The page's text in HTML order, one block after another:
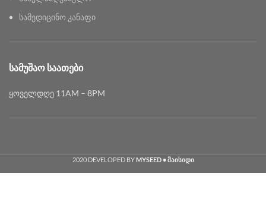
სამედიცინო კანაფი
ᲡᲐᲛᲣᲨᲐᲝ ᲡᲐᲐᲗᲔᲑᲘ
ყოველდღე 11AM – 8PM
2020 DEVELOPED BYMYSEED • მაისიდი